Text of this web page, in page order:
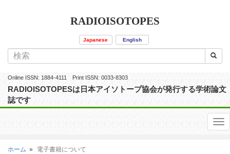
RADIOISOTOPES
Japanese English
Online ISSN: 1884-4111 Print ISSN: 0033-8303
RADIOISOTOPESは日本アイソトープ協会が発行する学術論文
誌です
ホーム 電子書籍について